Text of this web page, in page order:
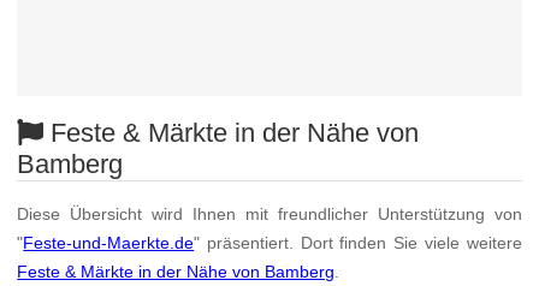
Feste & Märkte in der Nähe von
Bamberg
Diese Übersicht wird Ihnen mit freundlicher Unterstützung von
"Feste-und-Maerkte.de" präsentiert. Dort finden Sie viele weitere
Feste & Märkte in der Nähe von Bamberg